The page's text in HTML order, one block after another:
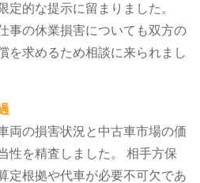
定的な提示に留まりました。
事の休業損害についても双方の
を求めるため相談に来られまし
両の損害状況と中古車市場の価
性を精査しました。
相手方保
定根拠や代車が必要不可欠であ